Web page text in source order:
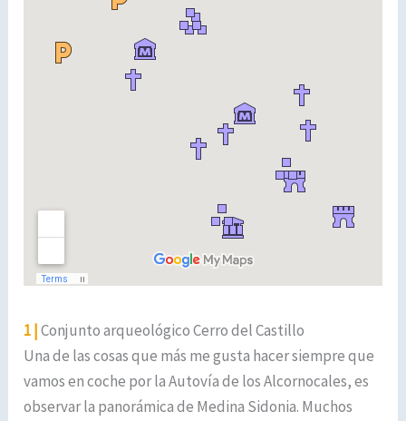
1 |Conjunto arqueológico Cerro del Castillo
Una de las cosas que más me gusta hacer siempre que
vamos en coche por la Autovía de los Alcornocales, es
observar la panorámica de Medina Sidonia. Muchos